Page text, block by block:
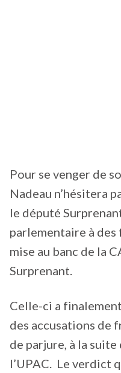
Pour se venger de
Nadeau n’hésitera
le député
parlementaire à des
mise au banc de la
Surprenant.
Celle-ci a
des accusations de
de parjure, à la suite
l’UPAC. Le verdict